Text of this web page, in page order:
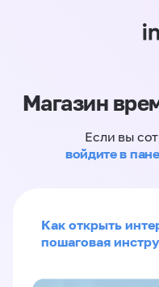
Магазин
Если вы
войдите в
Как открыть
пошаговая